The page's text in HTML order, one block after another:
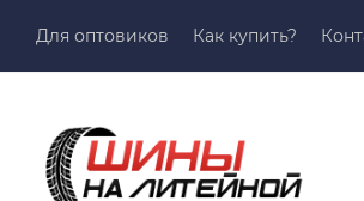
Для оптовиков Как купить?